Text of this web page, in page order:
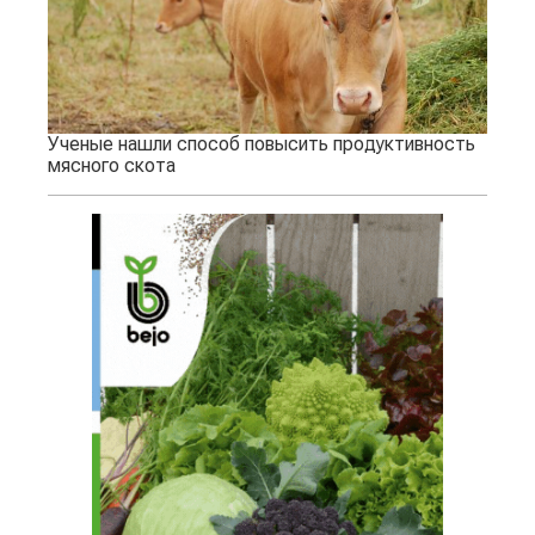
Ученые нашли способ повысить продуктивность
мясного скота